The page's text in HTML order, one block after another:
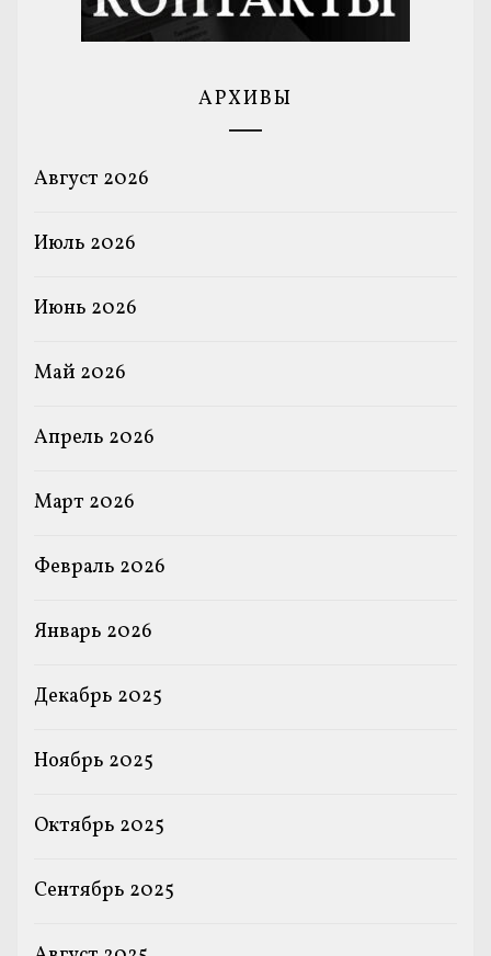
АРХИВЫ
Август 2026
Июль 2026
Июнь 2026
Май 2026
Апрель 2026
Март 2026
Февраль 2026
Январь 2026
Декабрь 2025
Ноябрь 2025
Октябрь 2025
Сентябрь 2025